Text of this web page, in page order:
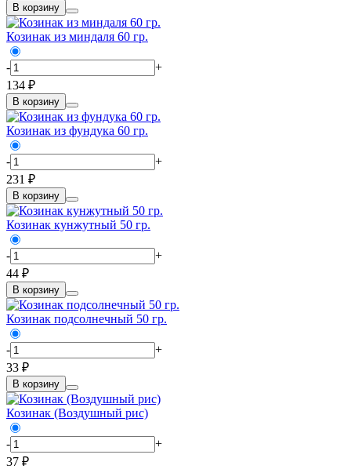
В корзину
Козинак из миндаля 60 гр.
-
+
134 ₽
В корзину
Козинак из фундука 60 гр.
-
+
231 ₽
В корзину
Козинак кунжутный 50 гр.
-
+
44 ₽
В корзину
Козинак подсолнечный 50 гр.
-
+
33 ₽
В корзину
Козинак (Воздушный рис)
-
+
37 ₽